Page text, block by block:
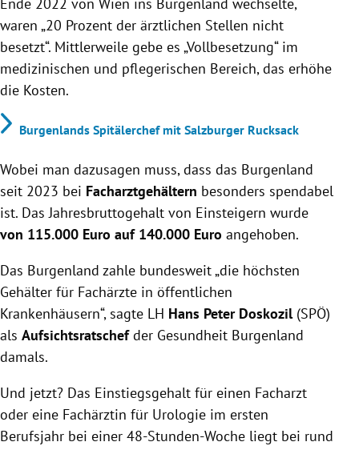
Ende 2022 von Wien ins Burgenland wechselte,
waren „20 Prozent der ärztlichen Stellen nicht
besetzt“. Mittlerweile gebe es „Vollbesetzung“ im
medizinischen und pflegerischen Bereich, das erhöhe
die Kosten.
Burgenlands Spitälerchef mit Salzburger Rucksack
Wobei man dazusagen muss, dass das Burgenland
seit 2023 bei Facharztgehältern besonders spendabel
ist. Das Jahresbruttogehalt von Einsteigern wurde
von 115.000 Euro auf 140.000 Euro angehoben.
Das Burgenland zahle bundesweit „die höchsten
Gehälter für Fachärzte in öffentlichen
Krankenhäusern“, sagte LH Hans Peter Doskozil(SPÖ)
als Aufsichtsratschefder Gesundheit Burgenland
damals.
Und jetzt? Das Einstiegsgehalt für einen Facharzt
oder eine Fachärztin für Urologie im ersten
Berufsjahr bei einer 48-Stunden-Woche liegt bei rund